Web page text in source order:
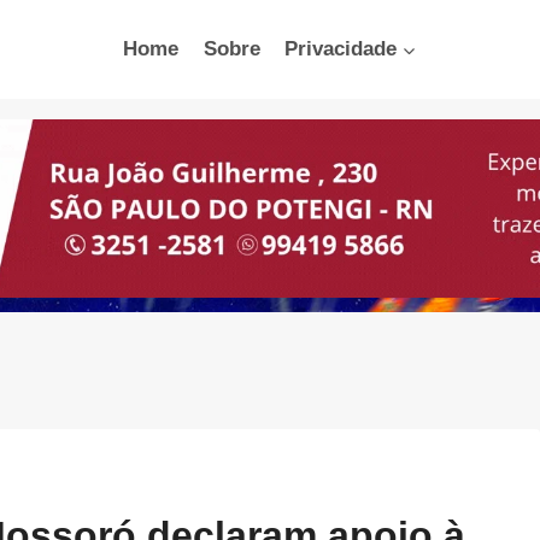
Home Sobre Privacidade